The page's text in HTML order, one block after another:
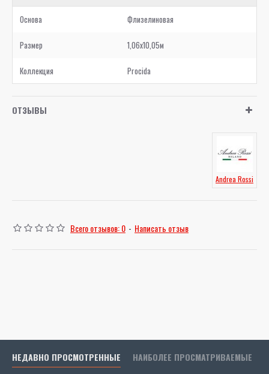
Основа Флизелиновая
Размер 1,06x10,05м
Коллекция Procida
ОТЗЫВЫ
Andrea Rossi
Всего отзывов: 0 - Написать отзыв
НЕДАВНО ПРОСМОТРЕННЫЕ НАИБОЛЕЕ ПРОСМАТРИВАЕМЫЕ